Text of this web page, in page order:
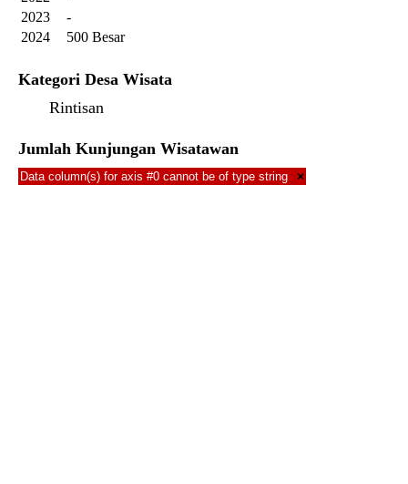
2023
-
2024
500 Besar
Kategori Desa Wisata
Rintisan
Jumlah Kunjungan Wisatawan
Data column(s) for axis #0 cannot be of type string ×